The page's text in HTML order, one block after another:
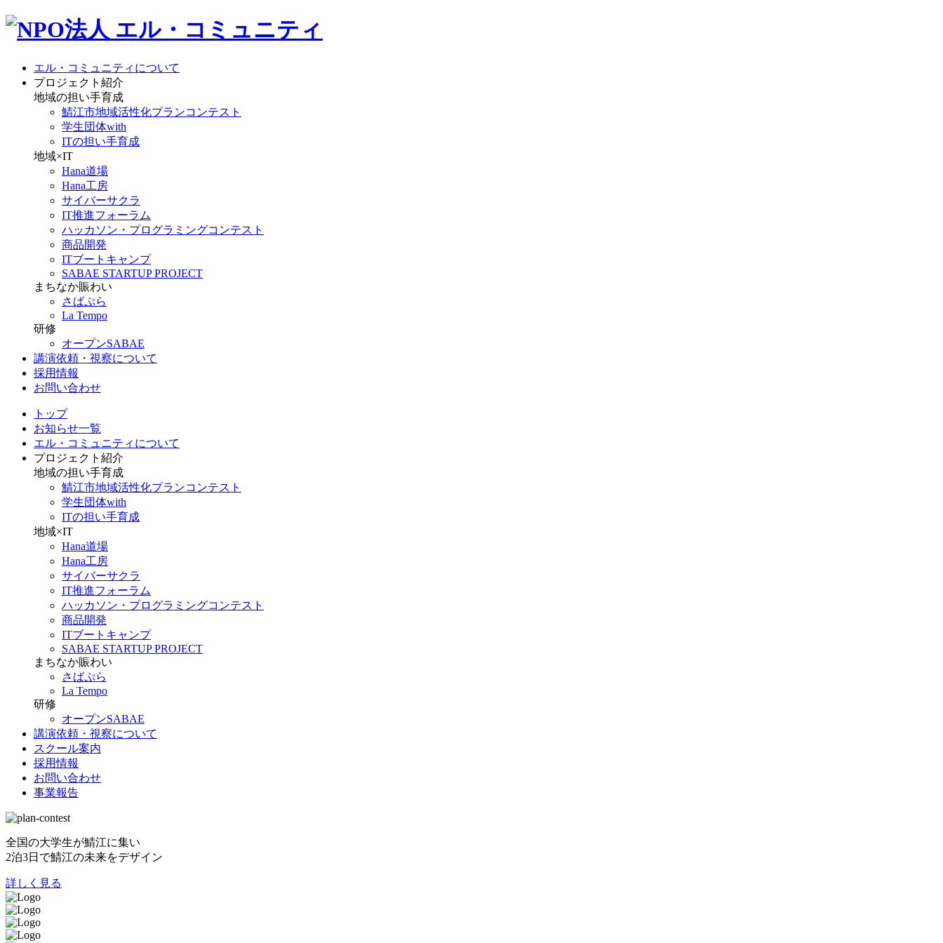
エル・コミュニティについて
プロジェクト紹介
地域の担い手育成
鯖江市地域活性化プランコンテスト
学生団体with
ITの担い手育成
地域×IT
Hana道場
Hana工房
サイバーサクラ
IT推進フォーラム
ハッカソン・プログラミングコンテスト
商品開発
ITブートキャンプ
SABAE STARTUP PROJECT
まちなか賑わい
さばぷら
La Tempo
研修
オープンSABAE
講演依頼・視察について
採用情報
お問い合わせ
トップ
お知らせ一覧
エル・コミュニティについて
プロジェクト紹介
地域の担い手育成
鯖江市地域活性化プランコンテスト
学生団体with
ITの担い手育成
地域×IT
Hana道場
Hana工房
サイバーサクラ
IT推進フォーラム
ハッカソン・プログラミングコンテスト
商品開発
ITブートキャンプ
SABAE STARTUP PROJECT
まちなか賑わい
さばぷら
La Tempo
研修
オープンSABAE
講演依頼・視察について
スクール案内
採用情報
お問い合わせ
事業報告
全国の大学生が鯖江に集い
2泊3日で鯖江の未来をデザイン
詳しく見る